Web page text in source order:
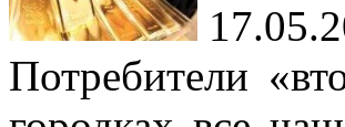
Потребители